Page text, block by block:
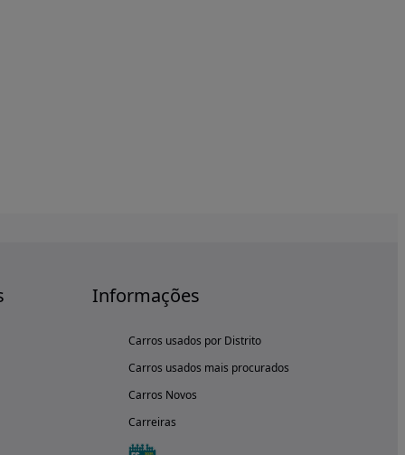
Informações
Carros usados por Distrito
Carros usados mais procurados
Carros Novos
Carreiras